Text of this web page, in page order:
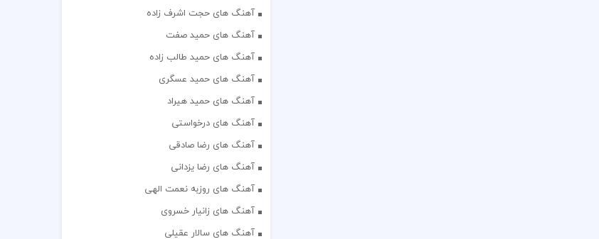
آهنگ های حجت اشرف زاده
آهنگ های حمید صفت
آهنگ های حمید طالب زاده
آهنگ های حمید عسگری
آهنگ های حمید هیراد
آهنگ های درخواستی
آهنگ های رضا صادقی
آهنگ های رضا یزدانی
آهنگ های روزبه نعمت الهی
آهنگ های زانیار خسروی
آهنگ های سالار عقیلی